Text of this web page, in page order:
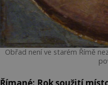
Obřad není ve starém Římě
Římané: Rok soužití